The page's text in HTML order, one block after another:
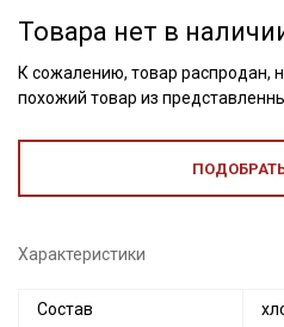
Товара нет в
К сожалению, товар распродан,
похожий товар из
Характеристики
Состав